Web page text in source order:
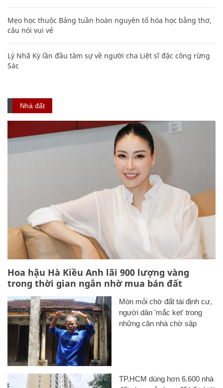
Mẹo học thuộc Bảng tuần hoàn nguyên tố hóa học bằng thơ,
câu nói vui vẻ
Lý Nhã Kỳ lần đầu tâm sự về người cha Liệt sĩ đặc công rừng
Sác
Nhà đất
Hoa hậu Hà Kiều Anh lãi 900 lượng vàng
trong thời gian ngắn nhờ mua bán đất
Mòn mỏi chờ đất tái định cư,
người dân 'mắc kẹt' trong
những căn nhà chờ sập
TP.HCM dùng hơn 6.600 nhà